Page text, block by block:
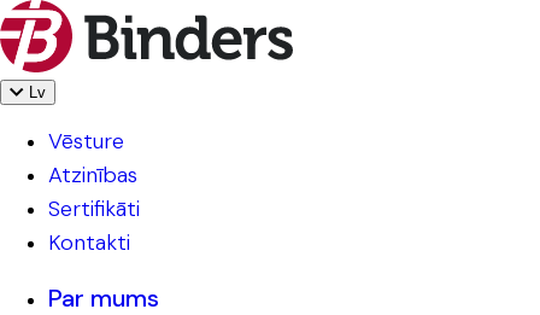
Lv
Vēsture
Atzinības
Sertifikāti
Kontakti
Par mums